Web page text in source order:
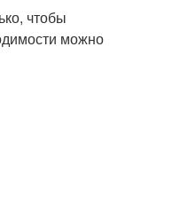
чтобы
можно